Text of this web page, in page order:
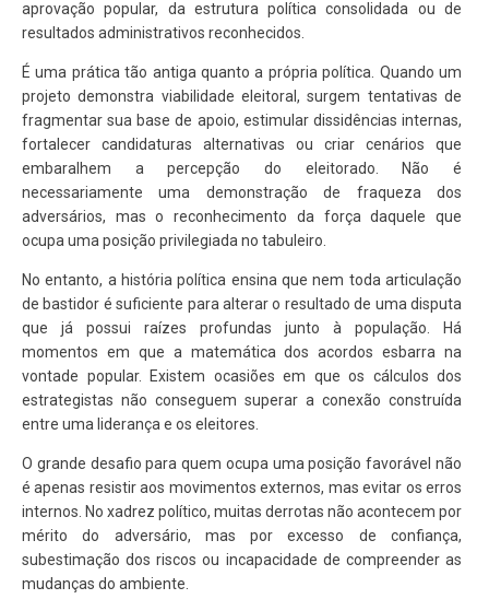
aprovação popular, da estrutura política consolidada ou de
resultados administrativos reconhecidos.
É uma prática tão antiga quanto a própria política. Quando um
projeto demonstra viabilidade eleitoral, surgem tentativas de
fragmentar sua base de apoio, estimular dissidências internas,
fortalecer candidaturas alternativas ou criar cenários que
embaralhem a percepção do eleitorado. Não é
necessariamente uma demonstração de fraqueza dos
adversários, mas o reconhecimento da força daquele que
ocupa uma posição privilegiada no tabuleiro.
No entanto, a história política ensina que nem toda articulação
de bastidor é suficiente para alterar o resultado de uma disputa
que já possui raízes profundas junto à população. Há
momentos em que a matemática dos acordos esbarra na
vontade popular. Existem ocasiões em que os cálculos dos
estrategistas não conseguem superar a conexão construída
entre uma liderança e os eleitores.
O grande desafio para quem ocupa uma posição favorável não
é apenas resistir aos movimentos externos, mas evitar os erros
internos. No xadrez político, muitas derrotas não acontecem por
mérito do adversário, mas por excesso de confiança,
subestimação dos riscos ou incapacidade de compreender as
mudanças do ambiente.